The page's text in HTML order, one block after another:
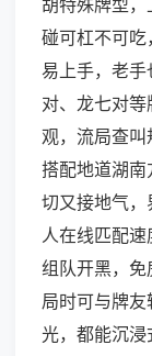
胡特殊牌型
碰可杠不可
易上手，老
对、龙七对
观，流局查叫
搭配地道湖
切又接地气
人在线匹配
组队开黑，
局时可与牌
光，都能沉